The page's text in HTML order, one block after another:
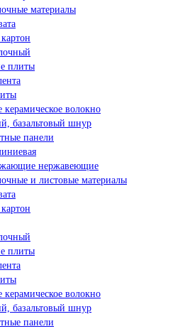
материалы
плиты
керамическое волокно
базальтовый шнур
панели
нержавеющие
и листовые материалы
плиты
керамическое волокно
базальтовый шнур
панели